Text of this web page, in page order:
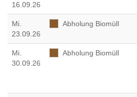
16.09.26
Mi.
23.09.26
Abholung Biomüll
Mi.
30.09.26
Abholung Biomüll